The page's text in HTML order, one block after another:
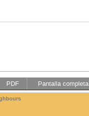
PDF Pantalla completa